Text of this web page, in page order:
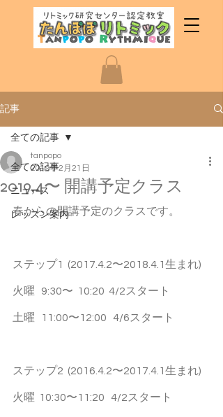
記事
全ての記事
ニュース
レッスン案内
全ての記事
2019,4〜 開講予定クラス
tanpopo
2019年2月21日
春からの開講予定のクラスです。
ステップ1  (2017.4.2〜2018.4.1生まれ)
火曜   9:30〜  10:20  4/2スタート
土曜   11:00〜12:00   4/6スタート
ステップ2  (2016.4.2〜2017.4.1生まれ)
火曜  10:30〜11:20   4/2スタート